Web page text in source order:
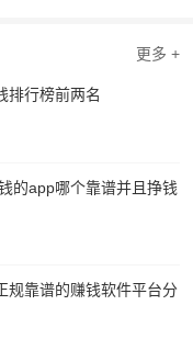
更多 +
排行榜前两名
的app哪个靠谱并且挣钱
规靠谱的赚钱软件平台分